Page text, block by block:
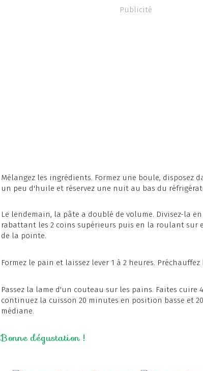
Publicité
Mélangez les ingrédients. Formez une boule, disposez
un peu d'huile et réservez une nuit au bas du
Le lendemain, la pâte a doublé de volume. Divisez-la
rabattant les 2 coins supérieurs puis en la roulant sur
de la pointe.
Formez le pain et laissez lever 1 à 2 heures. Préchauffez
Passez la lame d'un couteau sur les pains. Faites cuire
continuez la cuisson 20 minutes en position basse et
médiane.
Bonne dégustation !